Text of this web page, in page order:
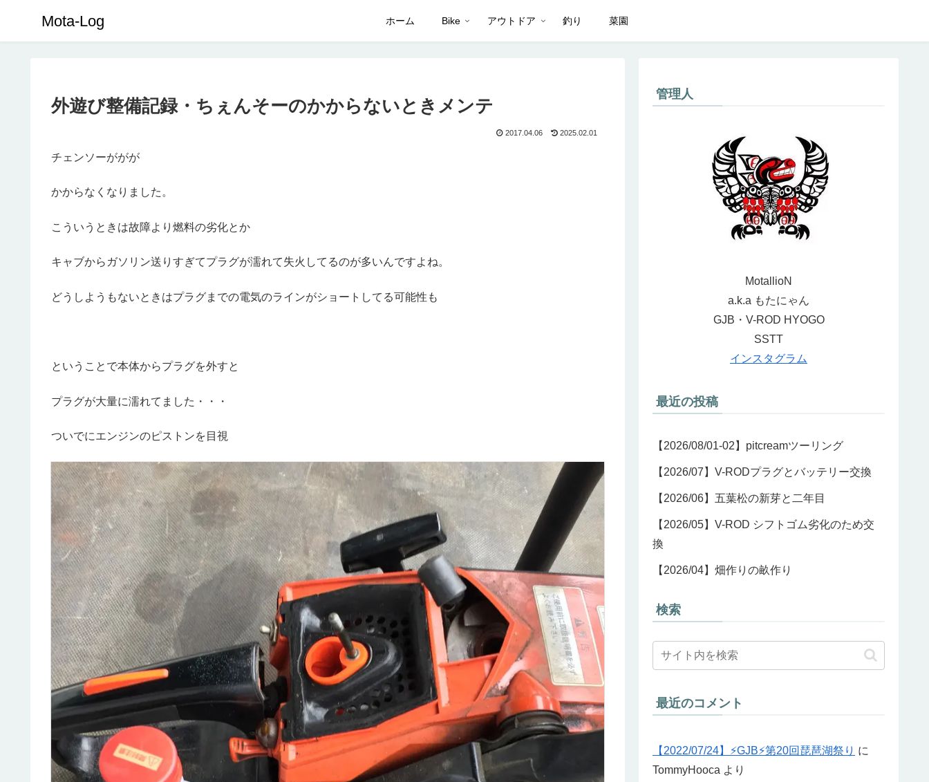
Mota-Log ホーム Bike アウトドア 釣り 菜園
外遊び整備記録・ちぇんそーのかからないときメンテ
2017.04.06 2025.02.01
チェンソーががが
かからなくなりました。
こういうときは故障より燃料の劣化とか
キャブからガソリン送りすぎてプラグが濡れて失火してるのが多いんですよね。
どうしようもないときはプラグまでの電気のラインがショートしてる可能性も
ということで本体からプラグを外すと
プラグが大量に濡れてました・・・
ついでにエンジンのピストンを目視
管理人
MotallioN
a.k.a もたにゃん
GJB・V-ROD HYOGO
SSTT
インスタグラム
最近の投稿
【2026/08/01-02】pitcreamツーリング
【2026/07】V-RODプラグとバッテリー交換
【2026/06】五葉松の新芽と二年目
【2026/05】V-ROD シフトゴム劣化のため交
換
【2026/04】畑作りの畝作り
検索
最近のコメント
【2022/07/24】⚡GJB⚡第20回琵琶湖祭り に
TommyHooca より